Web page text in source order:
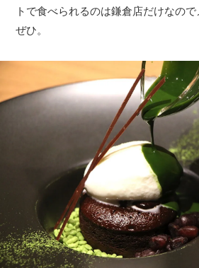
トで食べられるのは鎌倉店だけなの
ぜひ。